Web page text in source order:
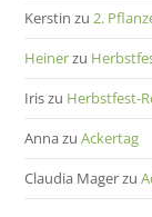
Kerstin zu2.
Heinerzu
Iriszu Herbstfest-
AnnazuAckertag
Claudia Magerzu